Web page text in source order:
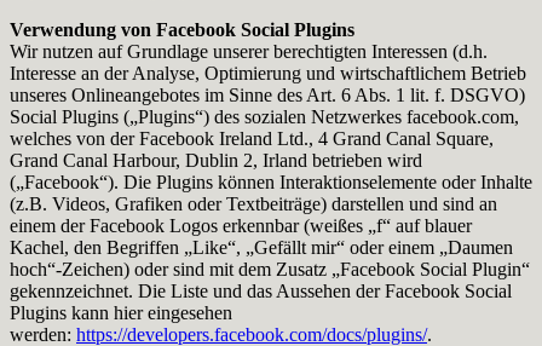
Verwendung von Facebook Social Plugins
Wir nutzen auf Grundlage unserer berechtigten Interessen (d.h.
Interesse an der Analyse, Optimierung und wirtschaftlichem Betrieb
unseres Onlineangebotes im Sinne des Art. 6 Abs. 1 lit. f. DSGVO)
Social Plugins („Plugins“) des sozialen Netzwerkes facebook.com,
welches von der Facebook Ireland Ltd., 4 Grand Canal Square,
Grand Canal Harbour, Dublin 2, Irland betrieben wird
(„Facebook“). Die Plugins können Interaktionselemente oder Inhalte
(z.B. Videos, Grafiken oder Textbeiträge) darstellen und sind an
einem der Facebook Logos erkennbar (weißes „f“ auf blauer
Kachel, den Begriffen „Like“, „Gefällt mir“ oder einem „Daumen
hoch“-Zeichen) oder sind mit dem Zusatz „Facebook Social Plugin“
gekennzeichnet. Die Liste und das Aussehen der Facebook Social
Plugins kann hier eingesehen
werden: https://developers.facebook.com/docs/plugins/.